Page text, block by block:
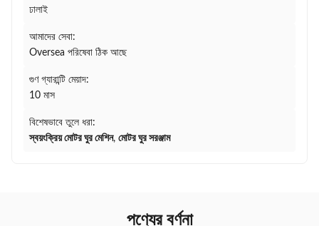
ঢালাই
আমাদের সেবা:
Oversea পরিষেবা ঠিক আছে
গুণ গ্যারান্টি মেয়াদ:
10 মাস
বিশেষভাবে তুলে ধরা:
স্বয়ংক্রিয় মোটর ঘুর মেশিন, মোটর ঘুর সরঞ্জাম
পণ্যের বর্ণনা